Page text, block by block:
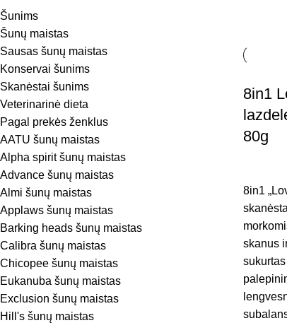
Šunims
Šunų maistas
Sausas šunų maistas
Konservai šunims
Skanėstai šunims
Veterinarinė dieta
Pagal prekės ženklus
AATU šunų maistas
Alpha spirit šunų maistas
Advance šunų maistas
Almi šunų maistas
Applaws šunų maistas
Barking heads šunų maistas
Calibra šunų maistas
Chicopee šunų maistas
Eukanuba šunų maistas
Exclusion šunų maistas
Hill's šunų maistas
8in1
80g
8in1
skanus